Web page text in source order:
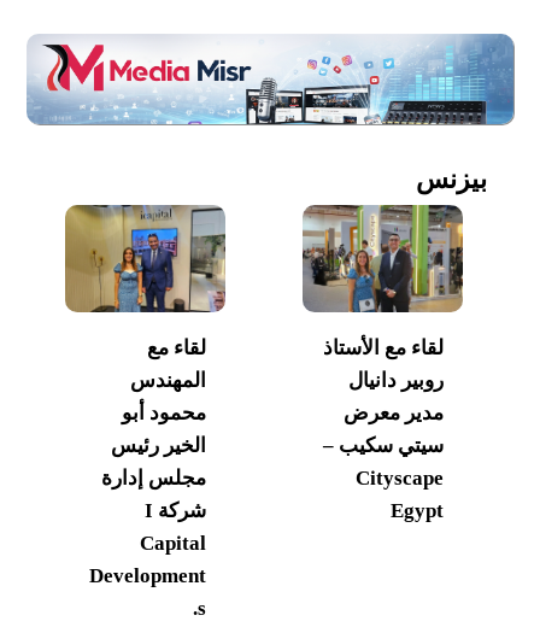
بيزنس
لقاء مع الأستاذ
روبير دانيال
مدير معرض
سيتي سكيب –
Cityscape
Egypt
لقاء مع
المهندس
محمود أبو
الخير رئيس
مجلس إدارة
شركة I
Capital
Development
s.